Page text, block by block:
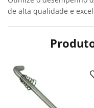
de alta qualidade e